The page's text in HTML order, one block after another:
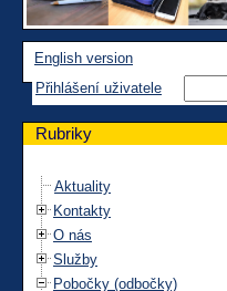
English version
Přihlášení uživatele
Rubriky
Aktuality
Kontakty
O nás
Služby
Pobočky (odbočky)